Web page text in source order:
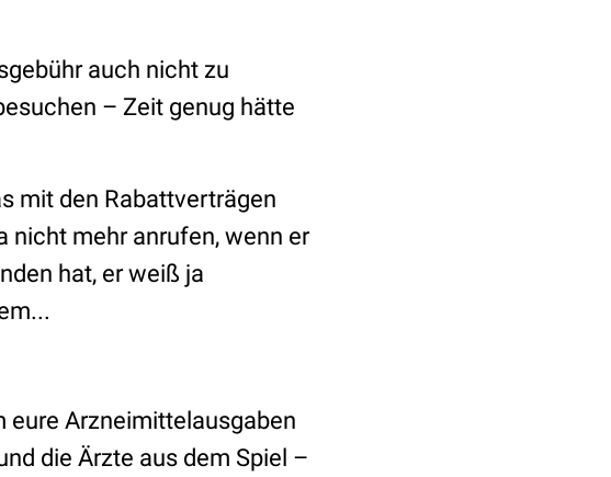
auch nicht zu
– Zeit genug hätte
mit den Rabattverträgen
nicht mehr anrufen, wenn er
hat, er weiß ja
eure Arzneimittelausgaben
die Ärzte aus dem Spiel –